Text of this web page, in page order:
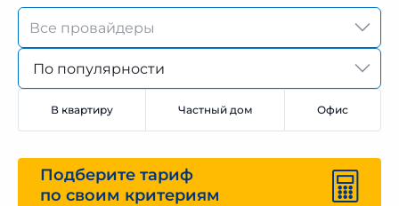
По популярности
В квартиру Частный дом Офис
Подберите тариф
по своим критериям